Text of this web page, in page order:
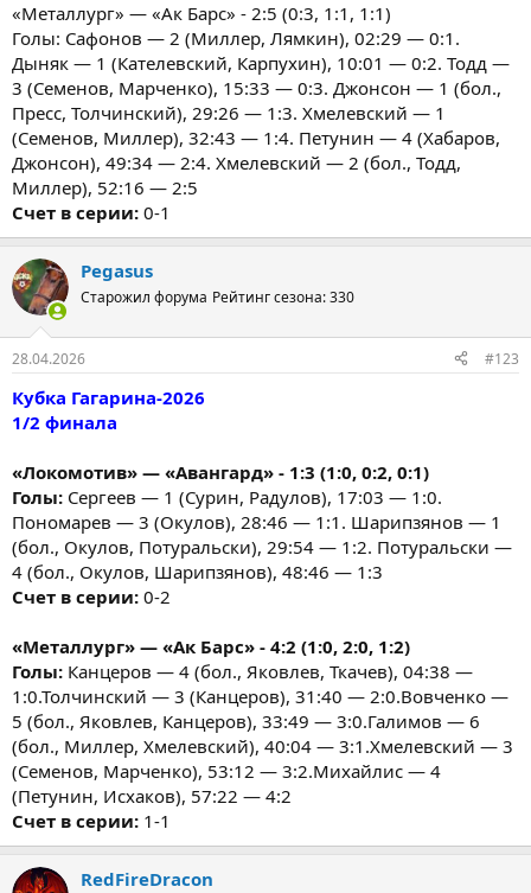
«Металлург» — «Ак Барс» - 2:5 (0:3, 1:1, 1:1)
Голы: Сафонов — 2 (Миллер, Лямкин), 02:29 — 0:1.
Дыняк — 1 (Кателевский, Карпухин), 10:01 — 0:2. Тодд —
3 (Семенов, Марченко), 15:33 — 0:3. Джонсон — 1 (бол.,
Пресс, Толчинский), 29:26 — 1:3. Хмелевский — 1
(Семенов, Миллер), 32:43 — 1:4. Петунин — 4 (Хабаров,
Джонсон), 49:34 — 2:4. Хмелевский — 2 (бол., Тодд,
Миллер), 52:16 — 2:5
Счет в серии: 0-1
Pegasus
Старожил форума Рейтинг сезона: 330
28.04.2026 #123
Кубка Гагарина-2026
1/2 финала
«Локомотив» — «Авангард» - 1:3 (1:0, 0:2, 0:1)
Голы: Сергеев — 1 (Сурин, Радулов), 17:03 — 1:0.
Пономарев — 3 (Окулов), 28:46 — 1:1. Шарипзянов — 1
(бол., Окулов, Потуральски), 29:54 — 1:2. Потуральски —
4 (бол., Окулов, Шарипзянов), 48:46 — 1:3
Счет в серии: 0-2
«Металлург» — «Ак Барс» - 4:2 (1:0, 2:0, 1:2)
Голы: Канцеров — 4 (бол., Яковлев, Ткачев), 04:38 —
1:0.Толчинский — 3 (Канцеров), 31:40 — 2:0.Вовченко —
5 (бол., Яковлев, Канцеров), 33:49 — 3:0.Галимов — 6
(бол., Миллер, Хмелевский), 40:04 — 3:1.Хмелевский — 3
(Семенов, Марченко), 53:12 — 3:2.Михайлис — 4
(Петунин, Исхаков), 57:22 — 4:2
Счет в серии: 1-1
RedFireDracon